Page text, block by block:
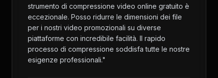
strumento di compressione video online gratuito è
eccezionale. Posso ridurre le dimensioni dei file
per i nostri video promozionali su diverse
piattaforme con incredibile facilità. Il rapido
processo di compressione soddisfa tutte le nostre
esigenze professionali."